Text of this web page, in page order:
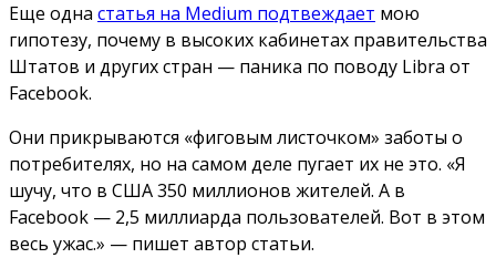
Еще одна статья на Medium подтвеждает мою
гипотезу, почему в высоких кабинетах правительства
Штатов и других стран — паника по поводу Libra от
Facebook.
Они прикрываются «фиговым листочком» заботы о
потребителях, но на самом деле пугает их не это. «Я
шучу, что в США 350 миллионов жителей. А в
Facebook — 2,5 миллиарда пользователей. Вот в этом
весь ужас.» — пишет автор статьи.